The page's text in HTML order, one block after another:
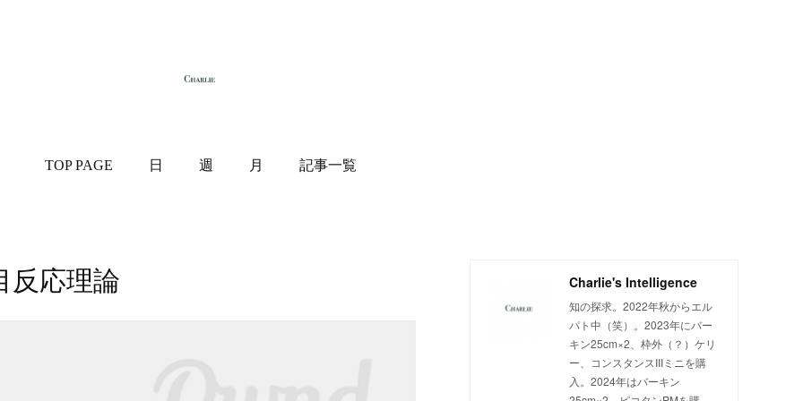
TOP PAGE 日 週 月 記事一覧
反応理論 Charlie's Intelligence
知の探求。2022年秋からエル
パト中（笑）。2023年にバー
キン25cm×2、枠外（？）ケリ
ー、コンスタンスIIIミニを購
入。2024年はバーキン